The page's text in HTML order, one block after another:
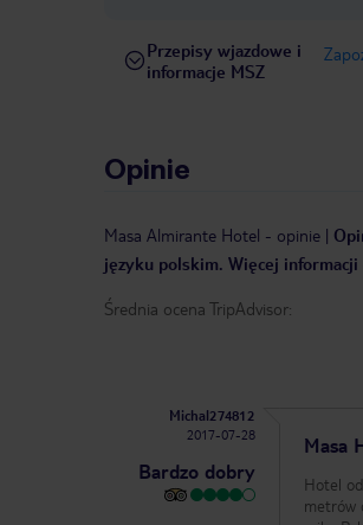
Przepisy wjazdowe i
informacje MSZ
Opinie
Masa Almirante Hotel - opinie |
języku polskim. Więcej informacji
Średnia ocena TripAdvisor:
Michal274812
2017-07-28
Bardzo dobry
Masa
Hotel
metrów